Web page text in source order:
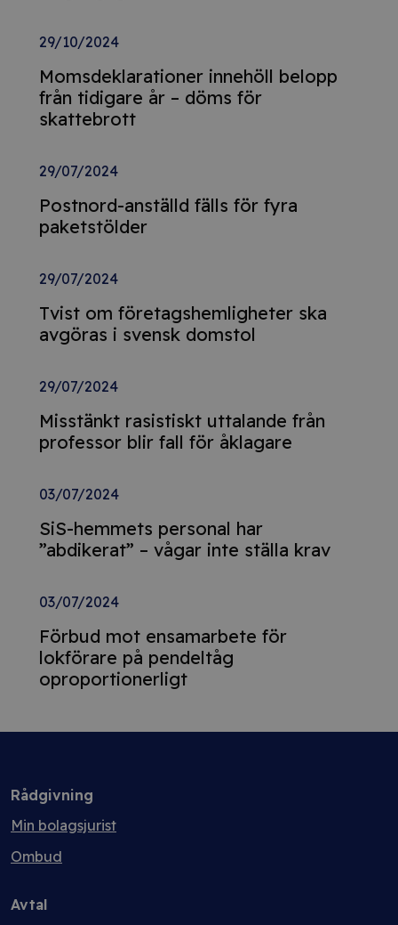
29/10/2024
Momsdeklarationer innehöll belopp
från tidigare år – döms för
skattebrott
29/07/2024
Postnord-anställd fälls för fyra
paketstölder
29/07/2024
Tvist om företagshemligheter ska
avgöras i svensk domstol
29/07/2024
Misstänkt rasistiskt uttalande från
professor blir fall för åklagare
03/07/2024
SiS-hemmets personal har
”abdikerat” – vågar inte ställa krav
03/07/2024
Förbud mot ensamarbete för
lokförare på pendeltåg
oproportionerligt
Rådgivning
Min bolagsjurist
Ombud
Avtal